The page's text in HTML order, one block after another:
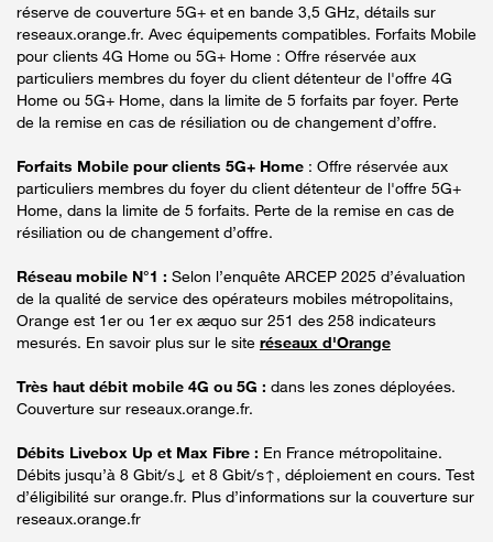
réserve de couverture 5G+ et en bande 3,5 GHz, détails sur
reseaux.orange.fr. Avec équipements compatibles. Forfaits Mobile
pour clients 4G Home ou 5G+ Home : Offre réservée aux
particuliers membres du foyer du client détenteur de l'offre 4G
Home ou 5G+ Home, dans la limite de 5 forfaits par foyer. Perte
de la remise en cas de résiliation ou de changement d’offre.
Forfaits Mobile pour clients 5G+ Home : Offre réservée aux
particuliers membres du foyer du client détenteur de l'offre 5G+
Home, dans la limite de 5 forfaits. Perte de la remise en cas de
résiliation ou de changement d’offre.
Réseau mobile N°1 : Selon l’enquête ARCEP 2025 d’évaluation
de la qualité de service des opérateurs mobiles métropolitains,
Orange est 1er ou 1er ex æquo sur 251 des 258 indicateurs
mesurés. En savoir plus sur le site réseaux d'Orange
Très haut débit mobile 4G ou 5G : dans les zones déployées.
Couverture sur reseaux.orange.fr.
Débits Livebox Up et Max Fibre : En France métropolitaine.
Débits jusqu’à 8 Gbit/s↓ et 8 Gbit/s↑, déploiement en cours. Test
d’éligibilité sur orange.fr. Plus d’informations sur la couverture sur
reseaux.orange.fr